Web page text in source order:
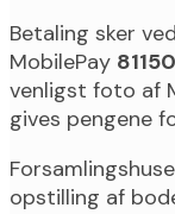
Betaling sker
MobilePay
venligst foto af
gives pengene
opstilling af